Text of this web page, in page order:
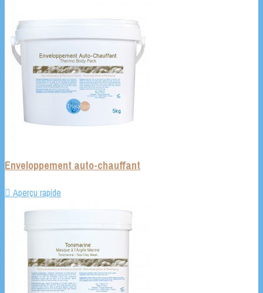
Enveloppement auto-chauffant
 Aperçu rapide